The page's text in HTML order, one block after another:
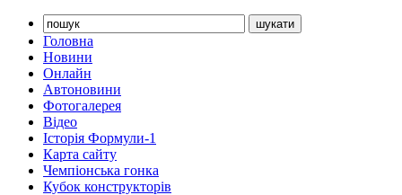
Головна
Новини
Онлайн
Автоновини
Фотогалерея
Відео
Історія Формули-1
Карта сайту
Чемпіонська гонка
Кубок конструкторів